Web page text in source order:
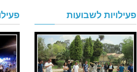
פעילויות לשבועות